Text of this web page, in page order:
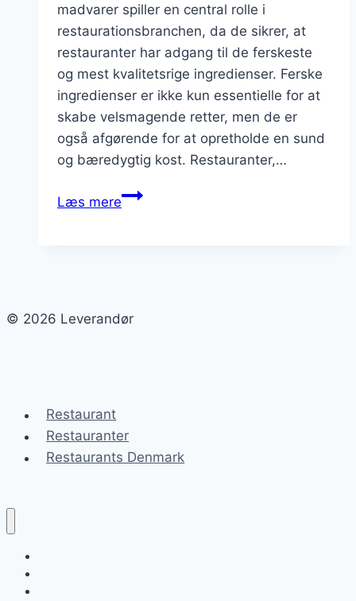
madvarer spiller en central rolle i
restaurationsbranchen, da de sikrer, at
restauranter har adgang til de ferskeste
og mest kvalitetsrige ingredienser. Ferske
ingredienser er ikke kun essentielle for at
skabe velsmagende retter, men de er
også afgørende for at opretholde en sund
og bæredygtig kost. Restauranter,…
Læs mereLeverandør
restauranter
© 2026 Leverandør
Restaurant
Restauranter
Restaurants Denmark